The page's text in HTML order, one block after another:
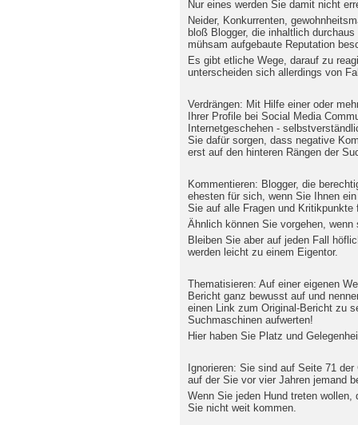
Nur eines werden Sie damit nicht
Neider, Konkurrenten,
bloß Blogger, die inhaltlich
mühsam aufgebaute Reputation
Es gibt etliche Wege, darauf zu
unterscheiden sich allerdings von
Verdrängen: Mit Hilfe einer oder
Ihrer Profile bei Social Media
Internetgeschehen -
Sie dafür sorgen, dass negative
erst auf den hinteren Rängen der
Kommentieren: Blogger, die
ehesten für sich, wenn Sie Ihnen
Sie auf alle Fragen und Kritikpunkte
Ähnlich können Sie vorgehen,
Bleiben Sie aber auf jeden Fall
werden leicht zu einem Eigentor.
Thematisieren: Auf einer eigenen
Bericht ganz bewusst auf und
einen Link zum Original-Bericht zu
Suchmaschinen aufwerten!
Hier haben Sie Platz und
Ignorieren: Sie sind auf Seite 71
auf der Sie vor vier Jahren jemand
Wenn Sie jeden Hund treten
Sie nicht weit kommen.